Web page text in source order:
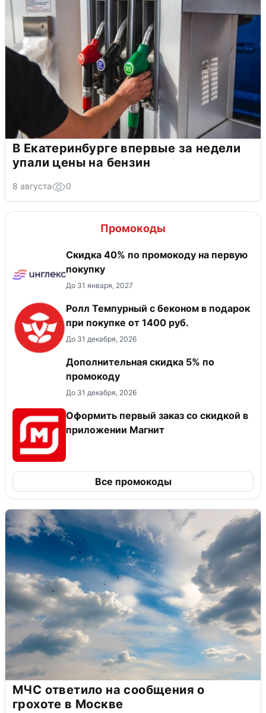
В Екатеринбурге впервые за недели
упали цены на бензин
8 августа 0
Промокоды
Скидка 40% по промокоду на первую
покупку
До 31 января, 2027
Ролл Темпурный с беконом в подарок
при покупке от 1400 руб.
До 31 декабря, 2026
Дополнительная скидка 5% по
промокоду
До 31 декабря, 2026
Оформить первый заказ со скидкой в
приложении Магнит
Все промокоды
МЧС ответило на сообщения о
грохоте в Москве